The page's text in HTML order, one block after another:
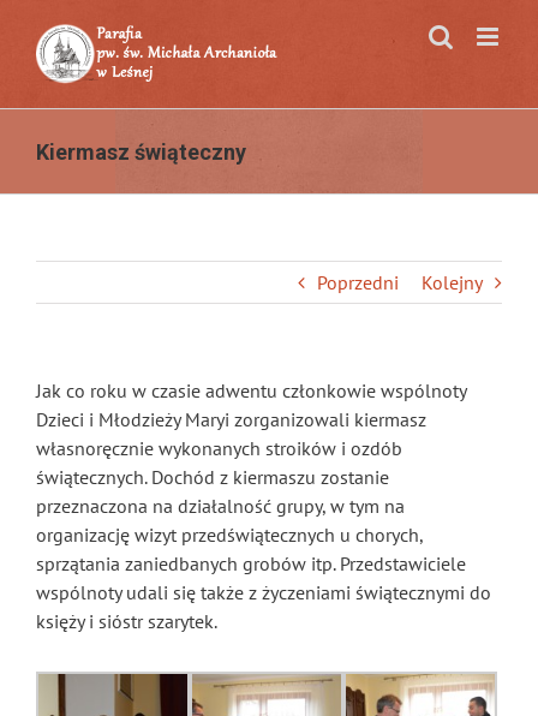
zawartości
Kiermasz świąteczny
Poprzedni Kolejny
Jak co roku w czasie adwentu członkowie wspólnoty
Dzieci i Młodzieży Maryi zorganizowali kiermasz
własnoręcznie wykonanych stroików i ozdób
świątecznych. Dochód z kiermaszu zostanie
przeznaczona na działalność grupy, w tym na
organizację wizyt przedświątecznych u chorych,
sprzątania zaniedbanych grobów itp. Przedstawiciele
wspólnoty udali się także z życzeniami świątecznymi do
księży i sióstr szarytek.